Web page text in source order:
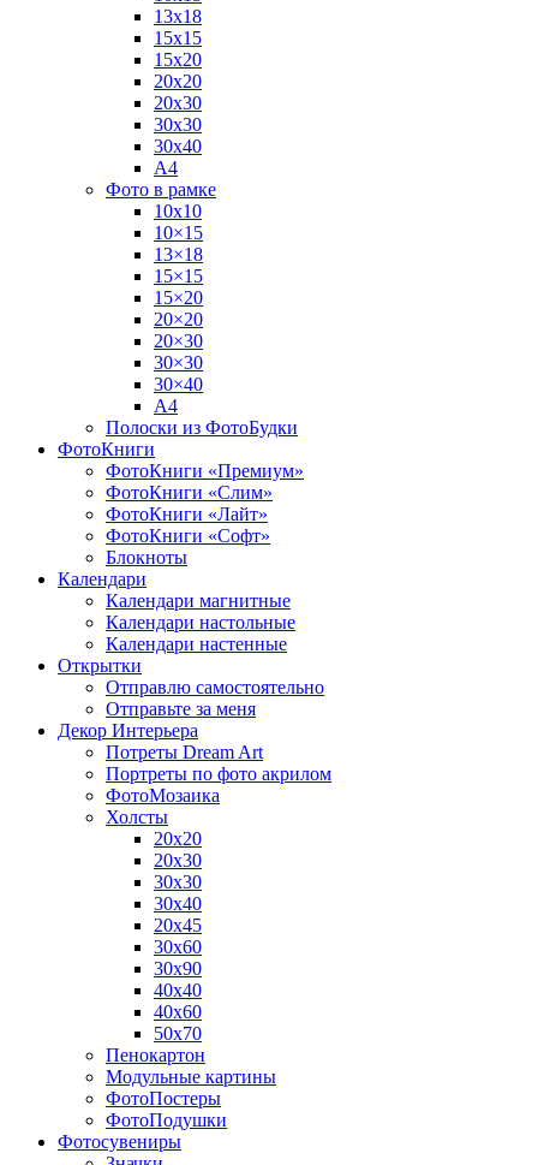
13х18
15х15
15х20
20х20
20х30
30х30
30х40
А4
Фото в рамке
10х10
10×15
13×18
15×15
15×20
20×20
20×30
30×30
30×40
A4
Полоски из ФотоБудки
ФотоКниги
ФотоКниги «Премиум»
ФотоКниги «Слим»
ФотоКниги «Лайт»
ФотоКниги «Софт»
Блокноты
Календари
Календари магнитные
Календари настольные
Календари настенные
Открытки
Отправлю самостоятельно
Отправьте за меня
Декор Интерьера
Потреты Dream Art
Портреты по фото акрилом
ФотоМозаика
Холсты
20х20
20х30
30х30
30х40
20х45
30х60
30х90
40х40
40х60
50х70
Пенокартон
Модульные картины
ФотоПостеры
ФотоПодушки
Фотоcувениры